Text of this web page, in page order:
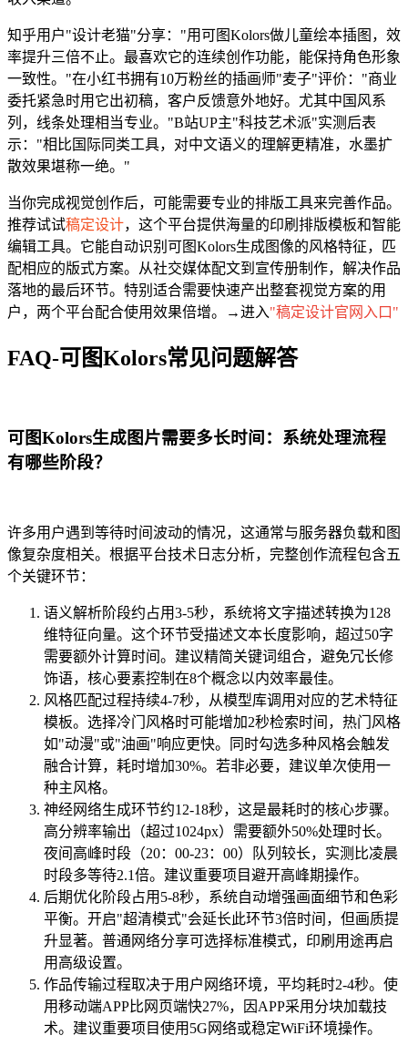
知乎用户"设计老猫"分享："用可图Kolors做儿童绘本插图，效
率提升三倍不止。最喜欢它的连续创作功能，能保持角色形象
一致性。"在小红书拥有10万粉丝的插画师"麦子"评价："商业
委托紧急时用它出初稿，客户反馈意外地好。尤其中国风系
列，线条处理相当专业。"B站UP主"科技艺术派"实测后表
示："相比国际同类工具，对中文语义的理解更精准，水墨扩
散效果堪称一绝。"
当你完成视觉创作后，可能需要专业的排版工具来完善作品。
推荐试试稿定设计，这个平台提供海量的印刷排版模板和智能
编辑工具。它能自动识别可图Kolors生成图像的风格特征，匹
配相应的版式方案。从社交媒体配文到宣传册制作，解决作品
落地的最后环节。特别适合需要快速产出整套视觉方案的用
户，两个平台配合使用效果倍增。→进入"稿定设计官网入口"
FAQ-可图Kolors常见问题解答
可图Kolors生成图片需要多长时间：系统处理流程
有哪些阶段？
许多用户遇到等待时间波动的情况，这通常与服务器负载和图
像复杂度相关。根据平台技术日志分析，完整创作流程包含五
个关键环节：
语义解析阶段约占用3-5秒，系统将文字描述转换为128
维特征向量。这个环节受描述文本长度影响，超过50字
需要额外计算时间。建议精简关键词组合，避免冗长修
饰语，核心要素控制在8个概念以内效率最佳。
风格匹配过程持续4-7秒，从模型库调用对应的艺术特征
模板。选择冷门风格时可能增加2秒检索时间，热门风格
如"动漫"或"油画"响应更快。同时勾选多种风格会触发
融合计算，耗时增加30%。若非必要，建议单次使用一
种主风格。
神经网络生成环节约12-18秒，这是最耗时的核心步骤。
高分辨率输出（超过1024px）需要额外50%处理时长。
夜间高峰时段（20：00-23：00）队列较长，实测比凌晨
时段多等待2.1倍。建议重要项目避开高峰期操作。
后期优化阶段占用5-8秒，系统自动增强画面细节和色彩
平衡。开启"超清模式"会延长此环节3倍时间，但画质提
升显著。普通网络分享可选择标准模式，印刷用途再启
用高级设置。
作品传输过程取决于用户网络环境，平均耗时2-4秒。使
用移动端APP比网页端快27%，因APP采用分块加载技
术。建议重要项目使用5G网络或稳定WiFi环境操作。